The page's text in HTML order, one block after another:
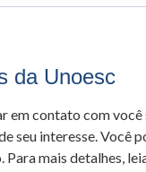
da Unoesc
em contato com
seu interesse. Você
mais detalhes,